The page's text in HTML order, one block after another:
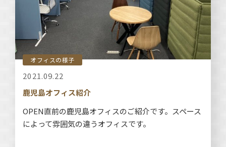
オフィスの様子
2021.09.22
鹿児島オフィス紹介
OPEN直前の鹿児島オフィスのご紹介です。スペース
によって雰囲気の違うオフィスです。